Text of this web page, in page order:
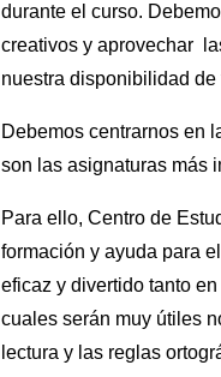
durante el curso.
creativos y aprovechar
nuestra disponibilidad de
Debemos centrarnos en
son las asignaturas más
Para ello, Centro de
formación y ayuda para
eficaz y divertido tanto
cuales serán muy útiles
lectura y las reglas